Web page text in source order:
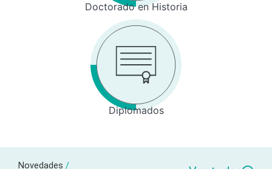
Doctorado en Historia
Diplomados
Novedades /